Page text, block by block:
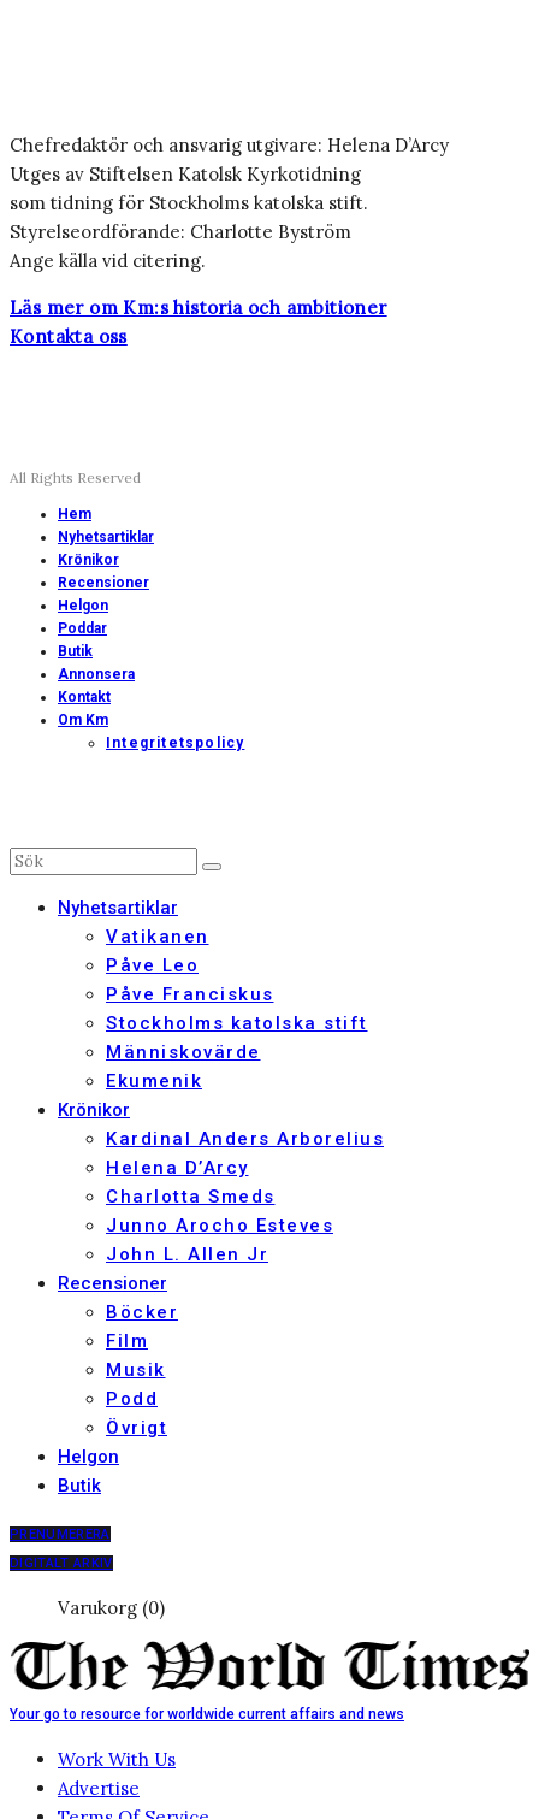
Chefredaktör och ansvarig utgivare: Helena D’Arcy
Utges av Stiftelsen Katolsk Kyrkotidning
som tidning för Stockholms katolska stift.
Styrelseordförande: Charlotte Byström
Ange källa vid citering.
Läs mer om Km:s historia och ambitioner
Kontakta oss
All Rights Reserved
Hem
Nyhetsartiklar
Krönikor
Recensioner
Helgon
Poddar
Butik
Annonsera
Kontakt
Om Km
Integritetspolicy
Nyhetsartiklar
Vatikanen
Påve Leo
Påve Franciskus
Stockholms katolska stift
Människovärde
Ekumenik
Krönikor
Kardinal Anders Arborelius
Helena D’Arcy
Charlotta Smeds
Junno Arocho Esteves
John L. Allen Jr
Recensioner
Böcker
Film
Musik
Podd
Övrigt
Helgon
Butik
PRENUMERERA
DIGITALT ARKIV
Varukorg (0)
Your go to resource for worldwide current affairs and news
Work With Us
Advertise